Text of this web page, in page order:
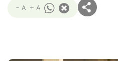
- A + A